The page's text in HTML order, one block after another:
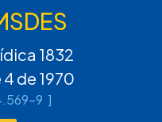
1832
de 1970
9 ]